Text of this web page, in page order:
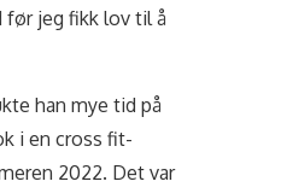
jeg fikk lov til å
han mye tid på
i en cross fit-
2022. Det var